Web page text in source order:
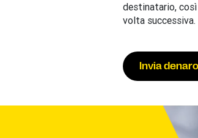
destinatario,
volta successiva.
Invia denaro